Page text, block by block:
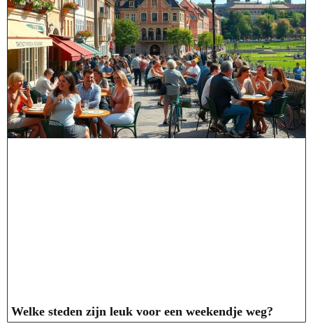
Welke steden zijn leuk voor een weekendje weg?